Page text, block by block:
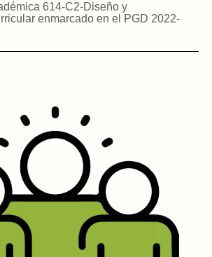
614-C2-Diseño y
enmarcado en el PGD 2022-